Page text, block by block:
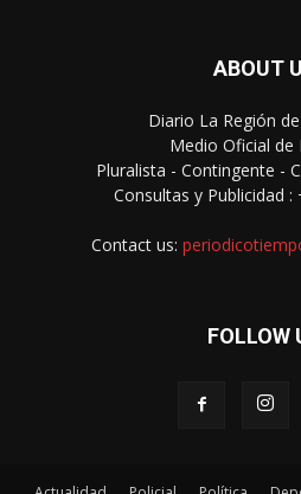
ABOUT
Diario La Región
Medio Oficial de
Pluralista - Contingente -
Consultas y Publicidad :
Contact us:
FOLLOW